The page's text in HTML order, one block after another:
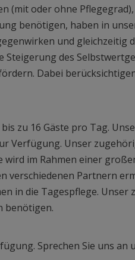
(mit oder ohne
benötigen, haben in
und gleichzeitig
des
Dabei
zu 16 Gäste pro Tag.
Verfügung. Unser
wird im Rahmen einer
Partnern
in die Tagespflege.
benötigen.
Sprechen Sie uns an